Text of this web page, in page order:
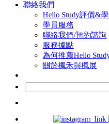
聯絡我們
Hello Study評價&
學員服務
聯絡我們/預約諮詢
服務據點
為何推薦Hello
關於楓禾與楓展